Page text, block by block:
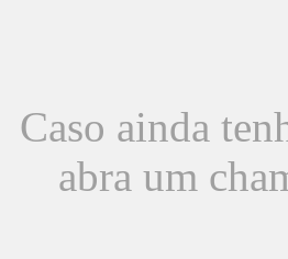
Caso ainda
abra um